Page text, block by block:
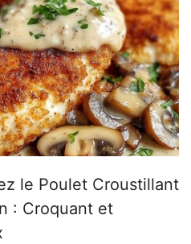
le Poulet Croustillant
: Croquant et